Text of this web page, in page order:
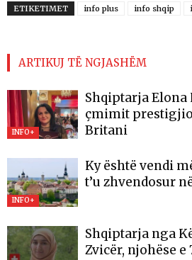
ETIKETIMET info plus info shqip
ARTIKUJ TË NGJASHËM
INFO+
Shqiptarja
çmimit
Britani
INFO+
Ky është vendi
t’u zhvendosur
Shqiptarja nga
Zvicër, njohëse